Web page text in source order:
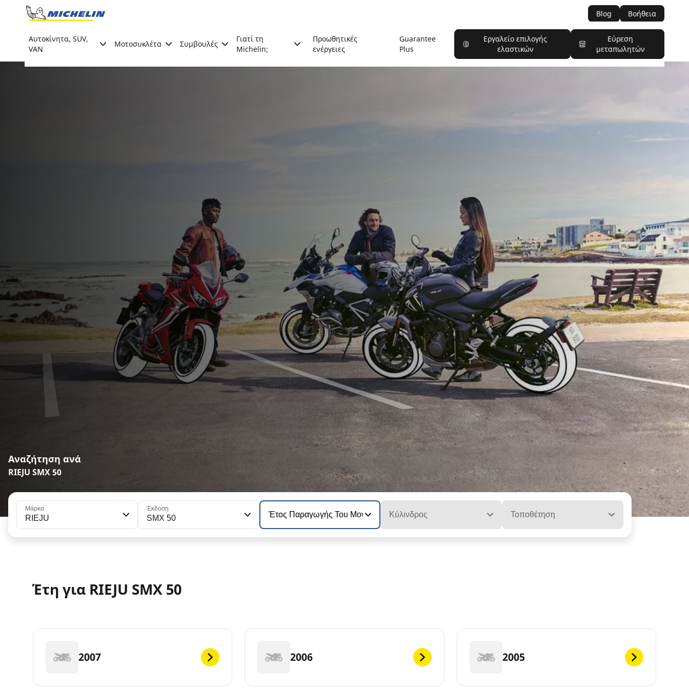
Go to page content
Blog Βοήθεια
Αυτοκίνητα, SUV,
VAN
Μοτοσυκλέτα Συμβουλές
Γιατί τη
Michelin;
Προωθητικές
ενέργειες
Guarantee
Plus
Εργαλείο επιλογής
ελαστικών
Εύρεση
μεταπωλητών
Αναζήτηση ανά
RIEJU SMX 50
Μάρκα
RIEJU
Έκδοση
SMX 50 Έτος Παραγωγής Του Μοντέλου Κύλινδρος Τοποθέτηση
Έτη για RIEJU SMX 50
2007 2006 2005